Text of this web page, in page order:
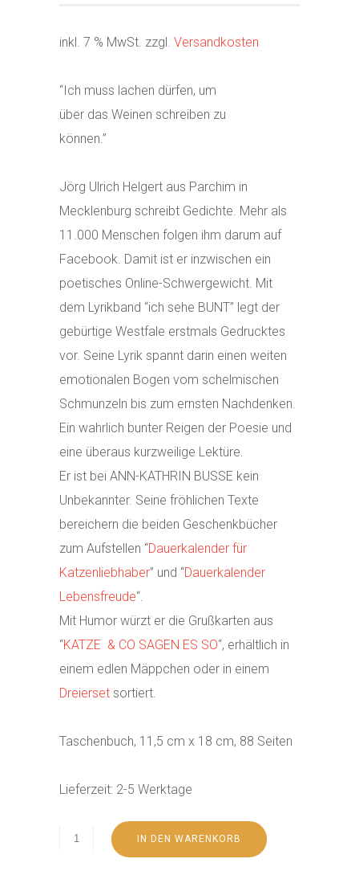
inkl. 7 % MwSt. zzgl. Versandkosten
“Ich muss lachen dürfen, um
über das Weinen schreiben zu
können.”
Jörg Ulrich Helgert aus Parchim in
Mecklenburg schreibt Gedichte. Mehr als
11.000 Menschen folgen ihm darum auf
Facebook. Damit ist er inzwischen ein
poetisches Online-Schwergewicht. Mit
dem Lyrikband “ich sehe BUNT” legt der
gebürtige Westfale erstmals Gedrucktes
vor. Seine Lyrik spannt darin einen weiten
emotionalen Bogen vom schelmischen
Schmunzeln bis zum ernsten Nachdenken.
Ein wahrlich bunter Reigen der Poesie und
eine überaus kurzweilige Lektüre.
Er ist bei ANN-KATHRIN BUSSE kein
Unbekannter. Seine fröhlichen Texte
bereichern die beiden Geschenkbücher
zum Aufstellen “Dauerkalender für
Katzenliebhaber” und “Dauerkalender
Lebensfreude“.
Mit Humor würzt er die Grußkarten aus
“KATZE & CO SAGEN ES SO“, erhältlich in
einem edlen Mäppchen oder in einem
Dreierset sortiert.
Taschenbuch, 11,5 cm x 18 cm, 88 Seiten
Lieferzeit: 2-5 Werktage
IN DEN WARENKORB